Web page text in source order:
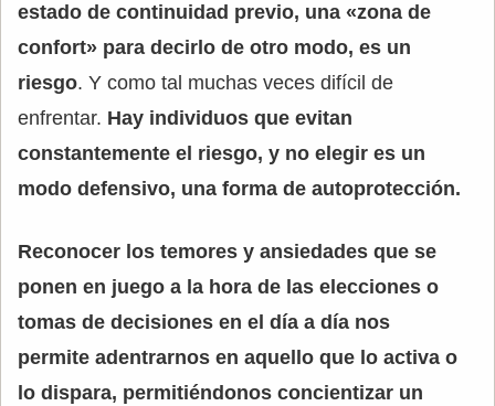
estado de continuidad previo, una «zona de
confort» para decirlo de otro modo, es un
riesgo. Y como tal muchas veces difícil de
enfrentar. Hay individuos que evitan
constantemente el riesgo, y no elegir es un
modo defensivo, una forma de autoprotección.
Reconocer los temores y ansiedades que se
ponen en juego a la hora de las elecciones o
tomas de decisiones en el día a día nos
permite adentrarnos en aquello que lo activa o
lo dispara, permitiéndonos concientizar un